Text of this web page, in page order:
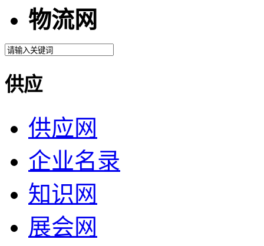
物流网
供应
供应网
企业名录
知识网
展会网